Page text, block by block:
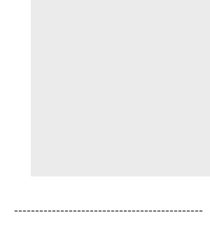
---------------------------------------------